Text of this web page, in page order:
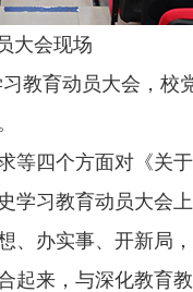
大会现场
教育动员大会，
四个方面对《关
习教育动员大会
办实事、开新局
来，与深化教育